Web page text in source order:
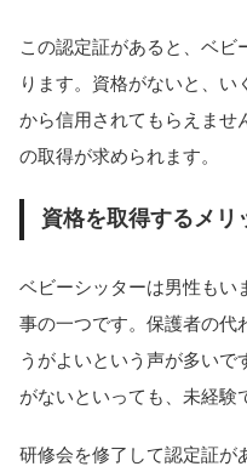
この認定証があると、ベビ
ります。資格がないと、
から信用されてもらえませ
の取得が求められます。
資格を取得するメリ
ベビーシッターは男性もい
事の一つです。保護者の代
うがよいという声が多いで
がないといっても、未経験
研修会を修了して認定証が